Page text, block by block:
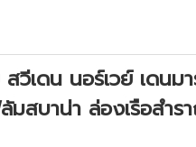
สวีเดน นอร์เวย์ เด
มสบาน่า ล่องเรือสำ